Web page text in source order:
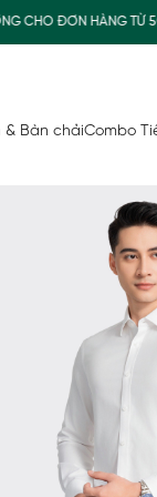
ĐƠN HÀNG TỪ
& Bàn chảiCombo